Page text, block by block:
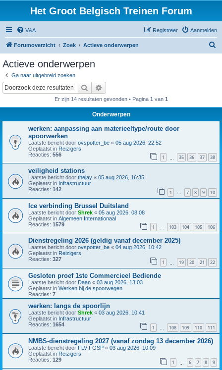
Het Groot Belgisch Treinen Forum
V&A Aanmelden
Registreer
Forumoverzicht Zoek Actieve onderwerpen
Actieve onderwerpen
Ga naar uitgebreid zoeken
Zoek
Er zijn 14 resultaten gevonden • Pagina 1 van 1
Onderwerpen
werken: aanpassing aan materieeltype/route door
spoorwerken
Laatste bericht door ovspotter_be « 05 aug 2026, 22:52
Geplaatst in Reizigers
Reacties: 556 1 35 36 37 38
veiligheid stations
Laatste bericht door thejay « 05 aug 2026, 16:35
Geplaatst in Infrastructuur
Reacties: 142 1 … 7 8 9 10
Ice verbinding Brussel Duitsland
Laatste bericht door Shrek « 05 aug 2026, 08:08
Geplaatst in Algemeen Internationaal
Reacties: 1579 1 103 104 105 106
Dienstregeling 2026 (geldig vanaf december 2025)
Laatste bericht door ovspotter_be « 04 aug 2026, 10:42
Geplaatst in Reizigers
Reacties: 327 1 19 20 21 22
Gesloten proef 1ste Commercieel Bediende
Laatste bericht door Daan « 03 aug 2026, 13:03
Geplaatst in Werken bij de spoorwegen
Reacties: 7
werken: langs de spoorlijn
Laatste bericht door Shrek « 03 aug 2026, 10:41
Geplaatst in Infrastructuur
Reacties: 1654 1 … 108 109 110 111
NMBS-dienstregeling 2027 (vanaf zondag 13 december 2026)
Laatste bericht door FLV-FGSP « 03 aug 2026, 10:09
Geplaatst in Reizigers
Reacties: 129 1 6 7 8 9